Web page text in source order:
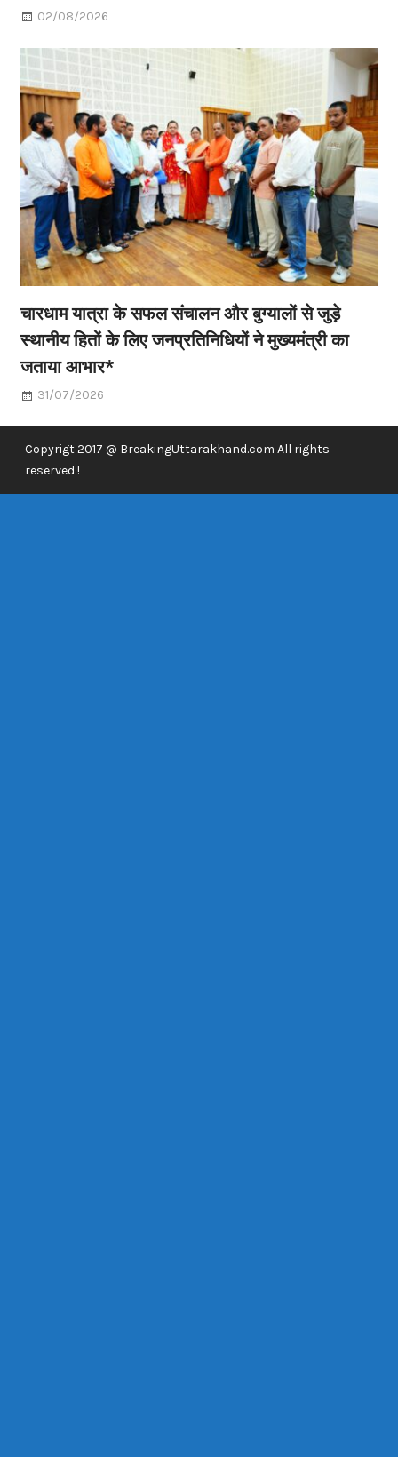
02/08/2026
चारधाम यात्रा के सफल संचालन और बुग्यालों से जुड़े
स्थानीय हितों के लिए जनप्रतिनिधियों ने मुख्यमंत्री का
जताया आभार*
31/07/2026
Copyrigt 2017 @ BreakingUttarakhand.com All rights
reserved !